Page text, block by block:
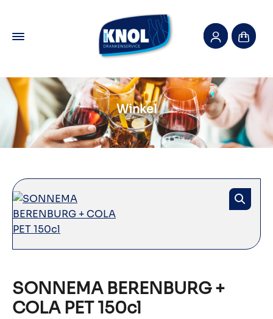
Winkel
SONNEMA BERENBURG +
COLA PET 150cl